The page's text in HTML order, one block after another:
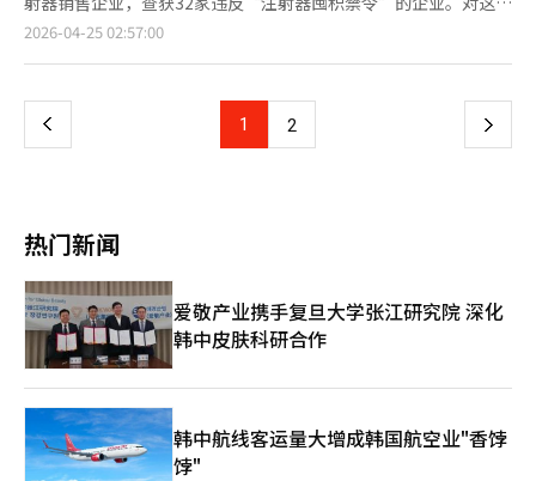
引导市场参与者自律监控，早期发现非法行为。政府还通过信息公
开来稳定市场。食品药品安全处持续公开工作日的注射器生产、出
库和库存情况，以降低市场不确定性，帮助医疗机构更稳定地制定
心理的措施。食品药品安全处相关人士表示，将严格检查举报内容
的违法性，必要时进行起诉等措施，并通过透明公开注射器供应动
态，让公众和医疗现场安心。他还强调，将与相关部门合作，持续
企业将采取起诉和整改命令，并通过再检查持续管理违规情况。此
或以高价销售的企业。结果显示，4家企业超过月均销售量150%
企业同时存在两种违规行为。其中一家企业因库存过多被查获，约
13万支注射器囤积超过5天，食药处已要求其在24小时内将超量产
示，对违规企业将进行起诉和整改命令，再检查中若发现违规，将
立即采取追加起诉措施。食药处称，注射器生产量保持在去年水
平，去年日均360万支，今年增至450万支，供应无问题。但因近
期供应不稳定，导致部分流通环节出现囤积行为。食药处从约
1000家企业收集资料，分析流通渠道，检查是否有特定企业集中
囤积。同时，通过“注射器囤积行为举报中心”快速处理现场检
查。食药处计划继续加强对制造和流通阶段的监控，持续打击注射
器供应问题和流通秩序扰乱行为。※ 本报道经人工智能（AI）系统
翻译与编辑。
2026-04-25 02:57:00
上
页
1 2 下
热门新闻
爱敬产业携手复旦大学张江研究院 深化
韩中皮肤科研合作
韩中航线客运量大增成韩国航空业"香饽
饽"